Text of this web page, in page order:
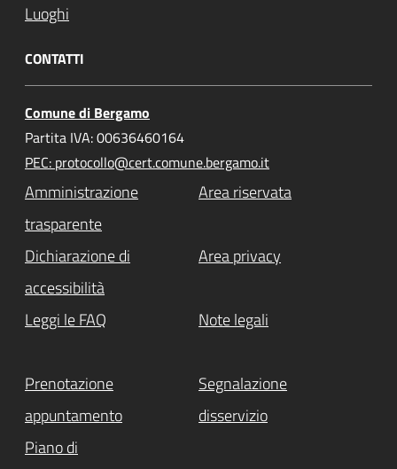
Luoghi
CONTATTI
Comune di Bergamo
Partita IVA: 00636460164
PEC: protocollo@cert.comune.bergamo.it
Amministrazione
trasparente
Area riservata
Dichiarazione di
accessibilità
Area privacy
Leggi le FAQ Note legali
Prenotazione
appuntamento
Segnalazione
disservizio
Piano di